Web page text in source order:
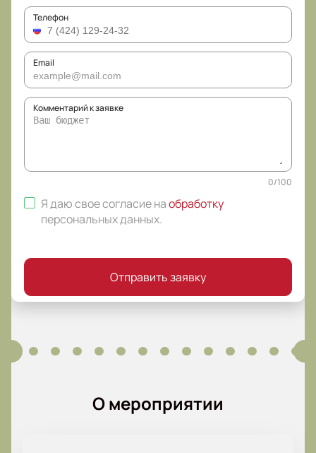
Телефон
Email
Комментарий к заявке
0/100
Я даю свое согласие наобработку
персональных данных.
Отправить заявку
О мероприятии